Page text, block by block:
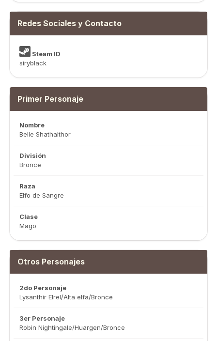
Redes Sociales y Contacto
Steam ID
siryblack
Primer Personaje
Nombre
Belle Shathalthor
División
Bronce
Raza
Elfo de Sangre
Clase
Mago
Otros Personajes
2do Personaje
Lysanthir Elrel/Alta elfa/Bronce
3er Personaje
Robin Nightingale/Huargen/Bronce